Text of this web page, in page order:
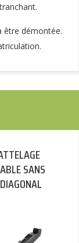
être démontée.
SANS